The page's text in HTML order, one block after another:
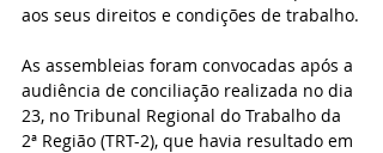
aos seus direitos e condições de trabalho.
As assembleias foram convocadas após a
audiência de conciliação realizada no dia
23, no Tribunal Regional do Trabalho da
2ª Região (TRT-2), que havia resultado em